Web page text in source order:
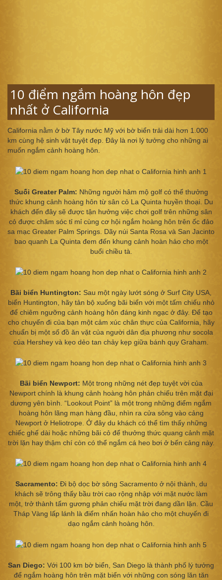
10 điểm ngắm hoàng hôn đẹp
nhất ở California
California nằm ở bờ Tây nước Mỹ với bờ biển trải dài hơn 1.000
km cùng hệ sinh vật tuyệt đẹp. Đây là nơi lý tưởng cho những ai
muốn ngắm cảnh hoàng hôn.
Suối Greater Palm: Những người hâm mộ golf có thể thưởng
thức khung cảnh hoàng hôn từ sân cỏ La Quinta huyền thoại. Du
khách đến đây sẽ được tận hưởng việc chơi golf trên những sân
cỏ được chăm sóc tỉ mỉ cùng cơ hội ngắm hoàng hôn trên ốc đảo
sa mạc Greater Palm Springs. Dãy núi Santa Rosa và San Jacinto
bao quanh La Quinta đem đến khung cảnh hoàn hảo cho một
buổi chiều tà.
Bãi biển Huntington: Sau một ngày lướt sóng ở Surf City USA,
biển Huntington, hãy tản bộ xuống bãi biển với một tấm chiếu nhỏ
để chiêm ngưỡng cảnh hoàng hôn đáng kinh ngạc ở đây. Để tạo
cho chuyến đi của bạn một cảm xúc chân thực của California, hãy
chuẩn bị một số đồ ăn vặt của người dân địa phương như socola
của Hershey và kẹo dẻo tan chảy kẹp giữa bánh quy Graham.
Bãi biển Newport: Một trong những nét đẹp tuyệt vời của
Newport chính là khung cảnh hoàng hôn phản chiếu trên mặt đại
dương yên bình. “Lookout Point” là một trong những điểm ngắm
hoàng hôn lãng mạn hàng đầu, nhìn ra cửa sông vào cảng
Newport ở Heliotrope. Ở đây du khách có thể tìm thấy những
chiếc ghế dài hoặc những bãi cỏ để thưởng thức quang cảnh mặt
trời lặn hay thậm chí còn có thể ngắm cá heo bơi ở bến cảng này.
Sacramento: Đi bộ dọc bờ sông Sacramento ở nội thành, du
khách sẽ trông thấy bầu trời cao rộng nhập với mặt nước làm
một, trở thành tấm gương phản chiếu mặt trời đang dần lặn. Cầu
Tháp Vàng lấp lánh là điểm nhấn hoàn hảo cho một chuyến đi
dạo ngắm cảnh hoàng hôn.
San Diego: Với 100 km bờ biển, San Diego là thành phố lý tưởng
để ngắm hoàng hôn trên mặt biển với những con sóng lăn tăn